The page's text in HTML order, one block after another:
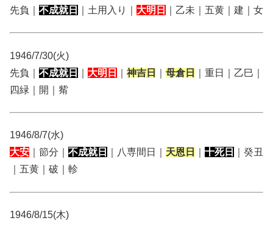
先負｜ 不成就日 ｜土用入り｜ 大明日 ｜乙未｜五黄｜建｜女
1946/7/30(火)
先負｜ 不成就日 大明日 神吉日 母倉日
｜重日｜乙巳｜
四緑｜開｜觜
1946/8/7(水)
大安 ｜節分｜ 不成就日 ｜八専間日｜ 天恩日 十死日
｜癸丑
｜五黄｜破｜軫
1946/8/15(木)